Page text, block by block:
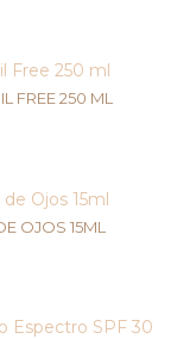
FREE 250 ML
OJOS 15ML